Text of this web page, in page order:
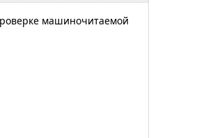
машиночитаемой